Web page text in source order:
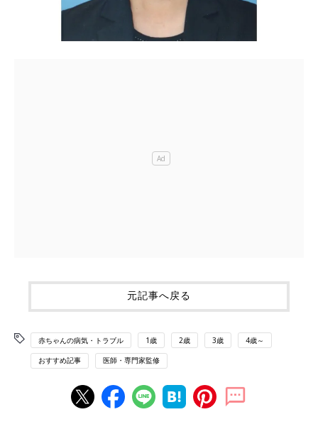
元記事へ戻る
赤ちゃんの病気・トラブル 1歳 2歳 3歳 4歳～
おすすめ記事 医師・専門家監修